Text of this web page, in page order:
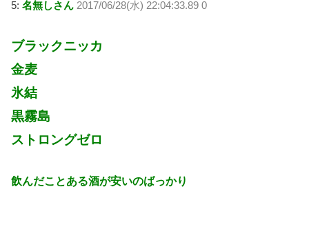
5: 名無しさん 2017/06/28(水) 22:04:33.89 0
ブラックニッカ
金麦
氷結
黒霧島
ストロングゼロ
飲んだことある酒が安いのばっかり